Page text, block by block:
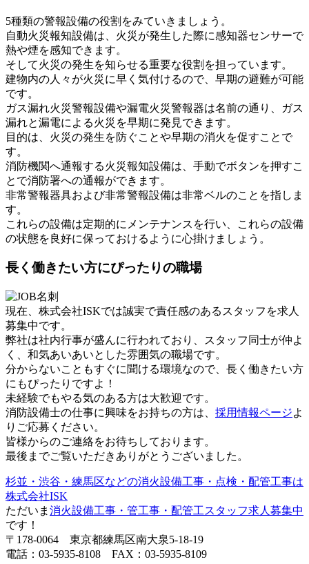
5種類の警報設備の役割をみていきましょう。
自動火災報知設備は、火災が発生した際に感知器センサーで
熱や煙を感知できます。
そして火災の発生を知らせる重要な役割を担っています。
建物内の人々が火災に早く気付けるので、早期の避難が可能
です。
ガス漏れ火災警報設備や漏電火災警報器は名前の通り、ガス
漏れと漏電による火災を早期に発見できます。
目的は、火災の発生を防ぐことや早期の消火を促すことで
す。
消防機関へ通報する火災報知設備は、手動でボタンを押すこ
とで消防署への通報ができます。
非常警報器具および非常警報設備は非常ベルのことを指しま
す。
これらの設備は定期的にメンテナンスを行い、これらの設備
の状態を良好に保っておけるように心掛けましょう。
長く働きたい方にぴったりの職場
現在、株式会社ISKでは誠実で責任感のあるスタッフを求人
募集中です。
弊社は社内行事が盛んに行われており、スタッフ同士が仲よ
く、和気あいあいとした雰囲気の職場です。
分からないこともすぐに聞ける環境なので、長く働きたい方
にもぴったりですよ！
未経験でもやる気のある方は大歓迎です。
消防設備士の仕事に興味をお持ちの方は、 採用情報ページよ
りご応募ください。
皆様からのご連絡をお待ちしております。
最後までご覧いただきありがとうございました。
杉並・渋谷・練馬区などの消火設備工事・点検・配管工事は
株式会社ISK
ただいま 消火設備工事・管工事・配管工スタッフ求人募集中
です！
〒178-0064 東京都練馬区南大泉5-18-19
電話：03-5935-8108 FAX：03-5935-8109